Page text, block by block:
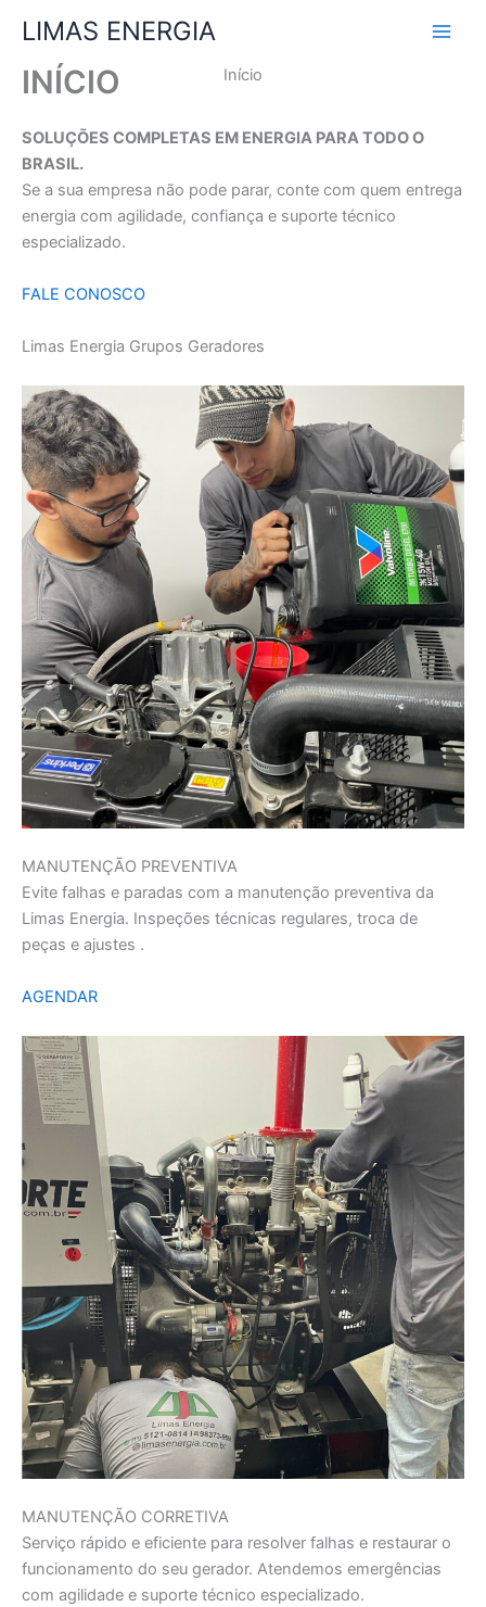
para
conteúdo
LIMAS ENERGIA
Início
INÍCIO
SOLUÇÕES COMPLETAS EM ENERGIA PARA TODO O
BRASIL.
Se a sua empresa não pode parar, conte com quem entrega
energia com agilidade, confiança e suporte técnico
especializado.
FALE CONOSCO
Limas Energia Grupos Geradores
MANUTENÇÃO PREVENTIVA
Evite falhas e paradas com a manutenção preventiva da
Limas Energia. Inspeções técnicas regulares, troca de
peças e ajustes .
AGENDAR
MANUTENÇÃO CORRETIVA
Serviço rápido e eficiente para resolver falhas e restaurar o
funcionamento do seu gerador. Atendemos emergências
com agilidade e suporte técnico especializado.